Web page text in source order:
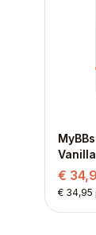
Vanilla
€
€ 34,95